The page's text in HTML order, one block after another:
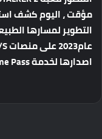
مؤقت،اليومكشف
التطويرلمسارها
عام2023علىمنصات
اصدارهالخدمة